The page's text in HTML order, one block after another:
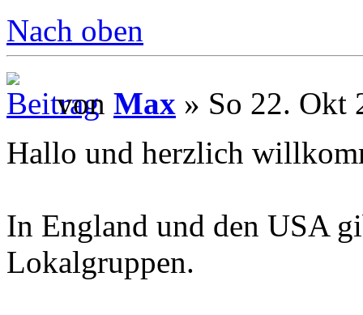
Nach oben
von Max » So 22. Okt
Hallo und herzlich
In England und den USA
Lokalgruppen.